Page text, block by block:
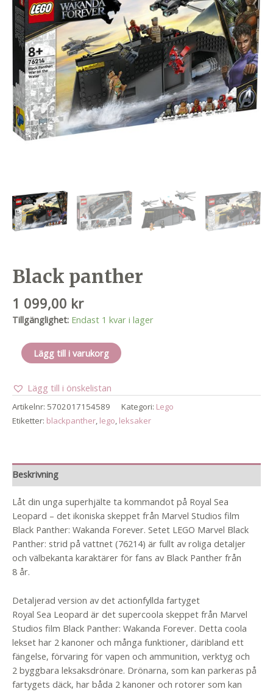
Black panther
1 099,00 kr
Tillgänglighet: Endast 1 kvar i lager
Black
panther
Lägg till i varukorg
Lägg till i önskelistan
Artikelnr: 5702017154589 Kategori: Lego
Etiketter: blackpanther, lego, leksaker
Beskrivning
Låt din unga superhjälte ta kommandot på Royal Sea
Leopard – det ikoniska skeppet från Marvel Studios film
Black Panther: Wakanda Forever. Setet LEGO Marvel Black
Panther: strid på vattnet (76214) är fullt av roliga detaljer
och välbekanta karaktärer för fans av Black Panther från
8 år.
Detaljerad version av det actionfyllda fartyget
Royal Sea Leopard är det supercoola skeppet från Marvel
Studios film Black Panther: Wakanda Forever. Detta coola
lekset har 2 kanoner och många funktioner, däribland ett
fängelse, förvaring för vapen och ammunition, verktyg och
2 byggbara leksaksdrönare. Drönarna, som kan parkeras på
fartygets däck, har båda 2 kanoner och rotorer som kan